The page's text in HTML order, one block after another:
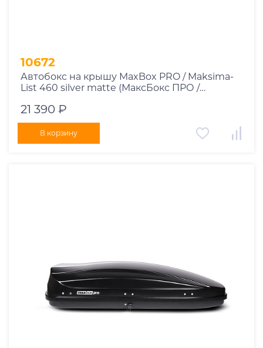
10672
Автобокс на крышу MaxBox PRO / Maksima-
List 460 silver matte (МаксБокс ПРО /
21 390 ₽
В корзину